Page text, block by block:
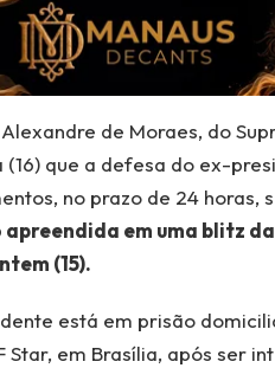
de Moraes, do
que a defesa do ex-
no prazo de 24 horas,
apreendida em uma blitz
(15).
está em prisão
Star, em Brasília, após ser